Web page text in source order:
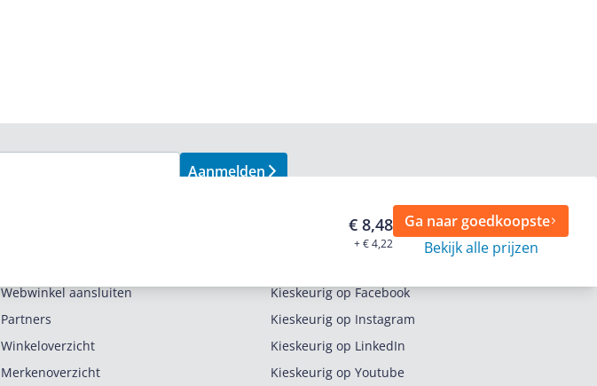
€ 8,48
+ € 4,22
Ga naar goedkoopste
Bekijk alle prijzen
Aanmelden
Webwinkel aansluiten
Partners
Winkeloverzicht
Merkenoverzicht
Kieskeurig op Facebook
Kieskeurig op Instagram
Kieskeurig op LinkedIn
Kieskeurig op Youtube